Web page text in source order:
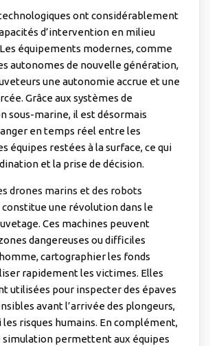
ont considérablement
d’intervention en milieu
équipements modernes, comme
autonomes de nouvelle génération,
une autonomie accrue et une
Grâce aux systèmes de
sous-marine, il est désormais
en temps réel entre les
équipes restées à la surface, ce qui
et la prise de décision.
drones marins et des robots
constitue une révolution dans le
Ces machines peuvent
dangereuses ou difficiles
cartographier les fonds
rapidement les victimes. Elles
utilisées pour inspecter des épaves
avant l’arrivée des plongeurs,
les risques humains. En complément,
simulation permettent aux équipes